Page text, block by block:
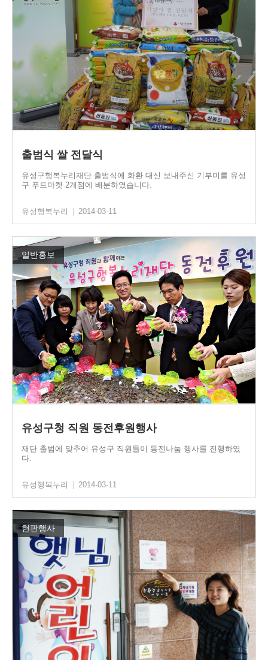
출범식 쌀 전달식
유성구행복누리재단 출범식에 화환 대신 보내주신 기부미를 유성
구 푸드마켓 2개점에 배분하였습니다.
유성행복누리 2014-03-11
일반홍보
유성구청 직원 동전후원행사
재단 출범에 맞추어 유성구 직원들이 동전나눔 행사를 진행하였
다.
유성행복누리 2014-03-11
현판행사